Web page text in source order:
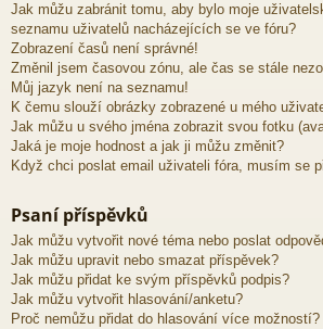
Jak můžu zabránit tomu, aby bylo moje
seznamu uživatelů nacházejících se ve fóru?
Zobrazení časů není správné!
Změnil jsem časovou zónu, ale čas se stále
Můj jazyk není na seznamu!
K čemu slouží obrázky zobrazené u mého
Jak můžu u svého jména zobrazit svou fotku
Jaká je moje hodnost a jak ji můžu změnit?
Když chci poslat email uživateli fóra, musím se
Psaní příspěvků
Jak můžu vytvořit nové téma nebo poslat
Jak můžu upravit nebo smazat příspěvek?
Jak můžu přidat ke svým příspěvků podpis?
Jak můžu vytvořit hlasování/anketu?
Proč nemůžu přidat do hlasování více možností?